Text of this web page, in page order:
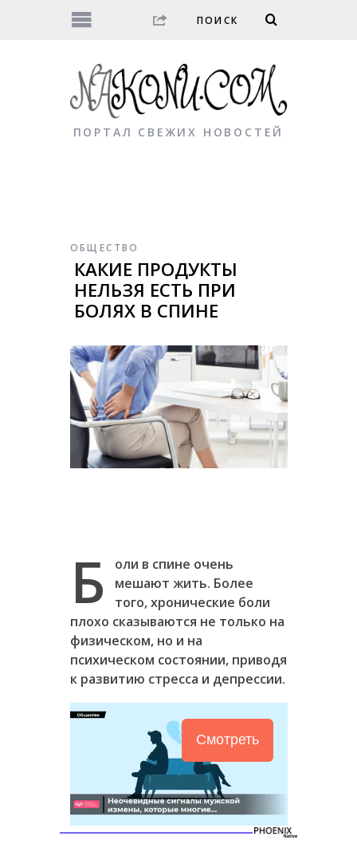
ПОРТАЛ СВЕЖИХ НОВОСТЕЙ
ОБЩЕСТВО
КАКИЕ ПРОДУКТЫ
НЕЛЬЗЯ ЕСТЬ ПРИ
БОЛЯХ В СПИНЕ
Б
оли в спине очень
мешают жить. Более
того, хронические боли
плохо сказываются не только на
физическом, но и на
психическом состоянии, приводя
к развитию стресса и депрессии.
Смотреть